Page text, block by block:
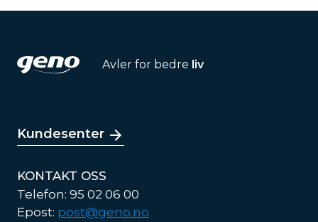
Avler for bedre liv
Kundesenter
KONTAKT OSS
Telefon: 95 02 06 00
Epost: post@geno.no